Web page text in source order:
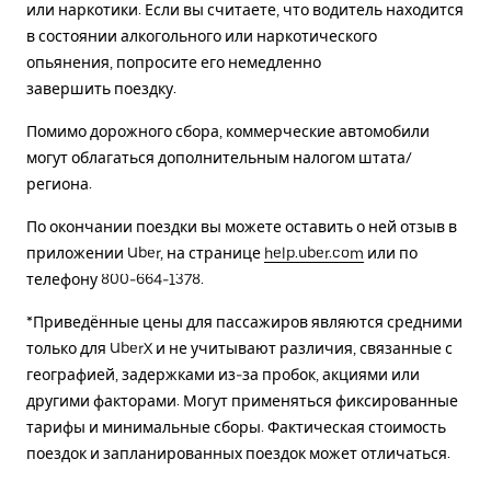
или наркотики. Если вы считаете, что водитель находится
в состоянии алкогольного или наркотического
опьянения, попросите его немедленно
завершить поездку.
Помимо дорожного сбора, коммерческие автомобили
могут облагаться дополнительным налогом штата/
региона.
По окончании поездки вы можете оставить о ней отзыв в
приложении Uber, на странице help.uber.com или по
телефону 800-664-1378.
*Приведённые цены для пассажиров являются средними
только для UberX и не учитывают различия, связанные с
географией, задержками из-за пробок, акциями или
другими факторами. Могут применяться фиксированные
тарифы и минимальные сборы. Фактическая стоимость
поездок и запланированных поездок может отличаться.